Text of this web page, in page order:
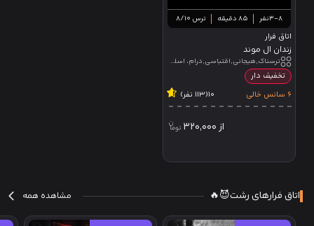
3-8نفر 85 دقیقه ترس 8/10
اتاق فرار
زندان ال موند
ترسناک,هیجانی,اقتباسی,درام، اسلشری,جامپ اسکیر,تئاتر تعاملی
تخفیف دار
6 سانس خالی
10(113 نفر)
از320,000
اتاق فرارهای رشت😈🔥 مشاهده همه